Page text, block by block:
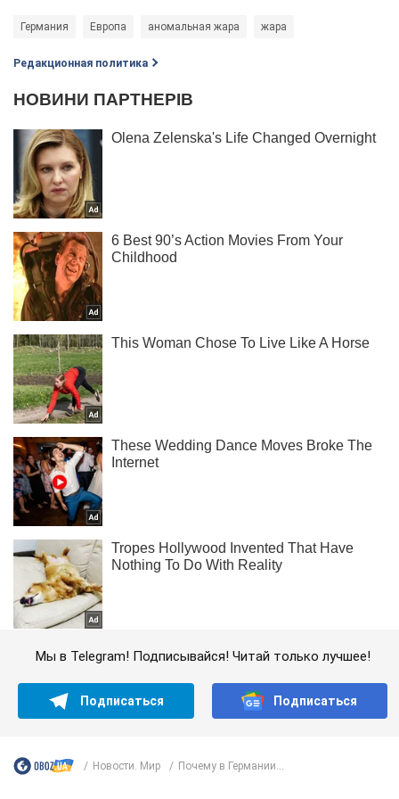
Германия Европа аномальная жара жара
Редакционная политика
Мы в Telegram! Подписывайся! Читай только лучшее!
Подписаться Подписаться
Новости. Мир Почему в Германии...